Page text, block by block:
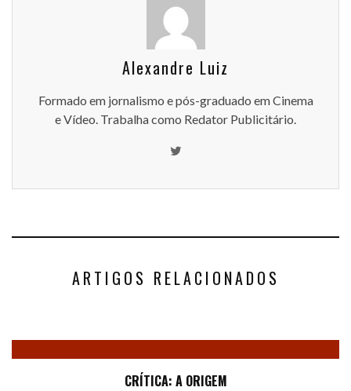
Alexandre Luiz
Formado em jornalismo e pós-graduado em Cinema
e Vídeo. Trabalha como Redator Publicitário.
ARTIGOS RELACIONADOS
CRÍTICA: A ORIGEM